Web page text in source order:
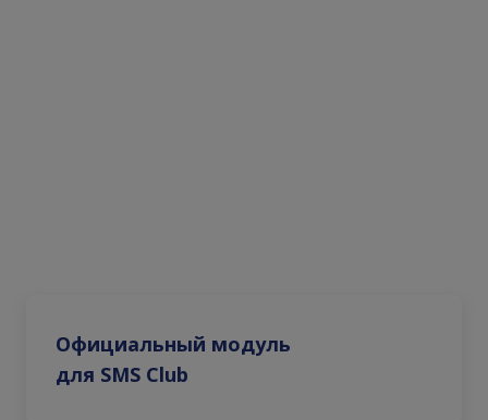
Официальный модуль
для SMS Club